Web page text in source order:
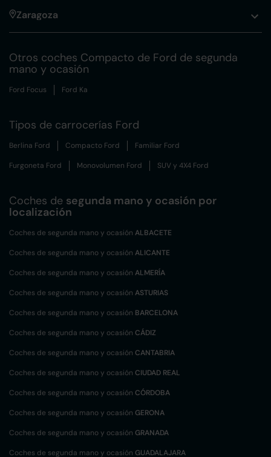
Zaragoza
Otros coches Compacto de Ford de segunda
mano y ocasión
Ford Focus Ford Ka
Tipos de carrocerías Ford
Berlina Ford Compacto Ford Familiar Ford
Furgoneta Ford Monovolumen Ford SUV y 4X4 Ford
Coches de segunda mano y ocasión por
localización
Coches de segunda mano y ocasión ALBACETE
Coches de segunda mano y ocasión ALICANTE
Coches de segunda mano y ocasión ALMERÍA
Coches de segunda mano y ocasión ASTURIAS
Coches de segunda mano y ocasión BARCELONA
Coches de segunda mano y ocasión CÁDIZ
Coches de segunda mano y ocasión CANTABRIA
Coches de segunda mano y ocasión CIUDAD REAL
Coches de segunda mano y ocasión CÓRDOBA
Coches de segunda mano y ocasión GERONA
Coches de segunda mano y ocasión GRANADA
Coches de segunda mano y ocasión GUADALAJARA